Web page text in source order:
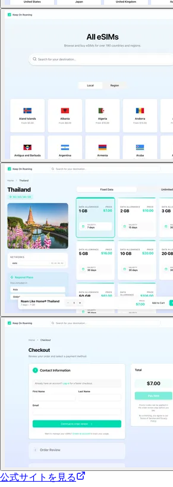
公式サイトを見る